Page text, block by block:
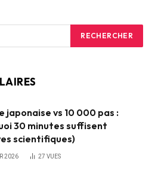
japonaise vs 10 000 pas :
30 minutes suffisent
scientifiques)
2026 27 VUES